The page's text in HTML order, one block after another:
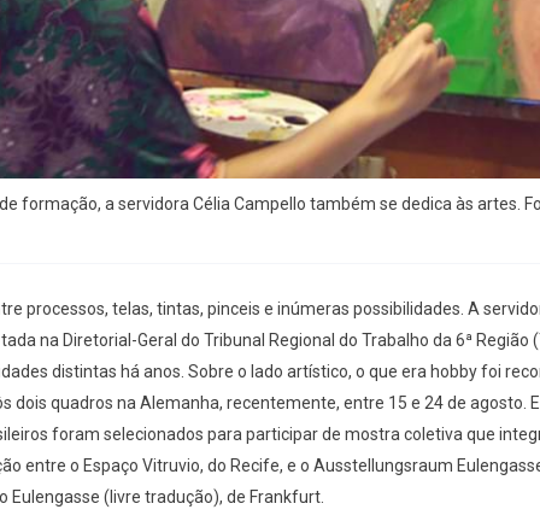
formação, a servidora Célia Campello também se dedica às artes.
processos, telas, tintas, pinceis e inúmeras possibilidades. A
na Diretorial-Geral do Tribunal Regional do Trabalho da 6ª Região
distintas há anos. Sobre o lado artístico, o que era hobby foi
dois quadros na Alemanha, recentemente, entre 15 e 24 de agosto.
foram selecionados para participar de mostra coletiva que
entre o Espaço Vitruvio, do Recife, e o Ausstellungsraum
Eulengasse (livre tradução), de Frankfurt.